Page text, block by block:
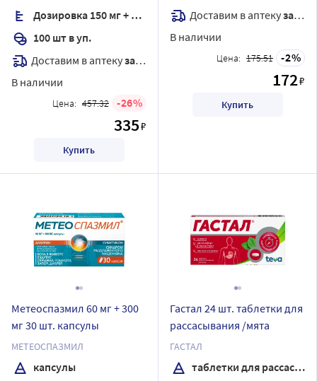
Дозировка 150 мг + 30,39 мг
100 шт в уп.
Доставим в аптекузавтра
В наличии
Цена: 457.32 26
335₽
Купить
Доставим в аптекузавтра
В наличии
Цена: 175.51 2
172₽
Купить
Метеоспазмил 60 мг + 300
мг 30 шт. капсулы
МЕТЕОСПАЗМИЛ
капсулы
Гастал 24 шт. таблетки для
рассасывания /мята
ГАСТАЛ
таблетки для рассасывания